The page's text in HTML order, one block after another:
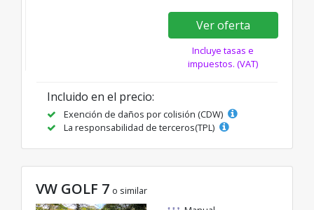
Ver oferta
Incluye tasas e
impuestos. (VAT)
Incluido en el precio:
Exención de daños por colisión (CDW)
La responsabilidad de terceros(TPL)
VW GOLF 7 o similar